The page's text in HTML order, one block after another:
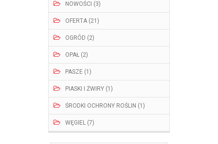
NOWOŚCI (3)
OFERTA (21)
OGRÓD (2)
OPAŁ (2)
PASZE (1)
PIASKI I ŻWIRY (1)
ŚRODKI OCHRONY ROŚLIN (1)
WĘGIEL (7)